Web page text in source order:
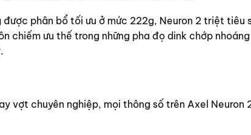
được phân bổ tối ưu ở mức 222g, Neuron 2 triệt tiêu
chiếm ưu thế trong những pha đọ dink chớp
vợt chuyên nghiệp, mọi thông số trên Axel Neuron